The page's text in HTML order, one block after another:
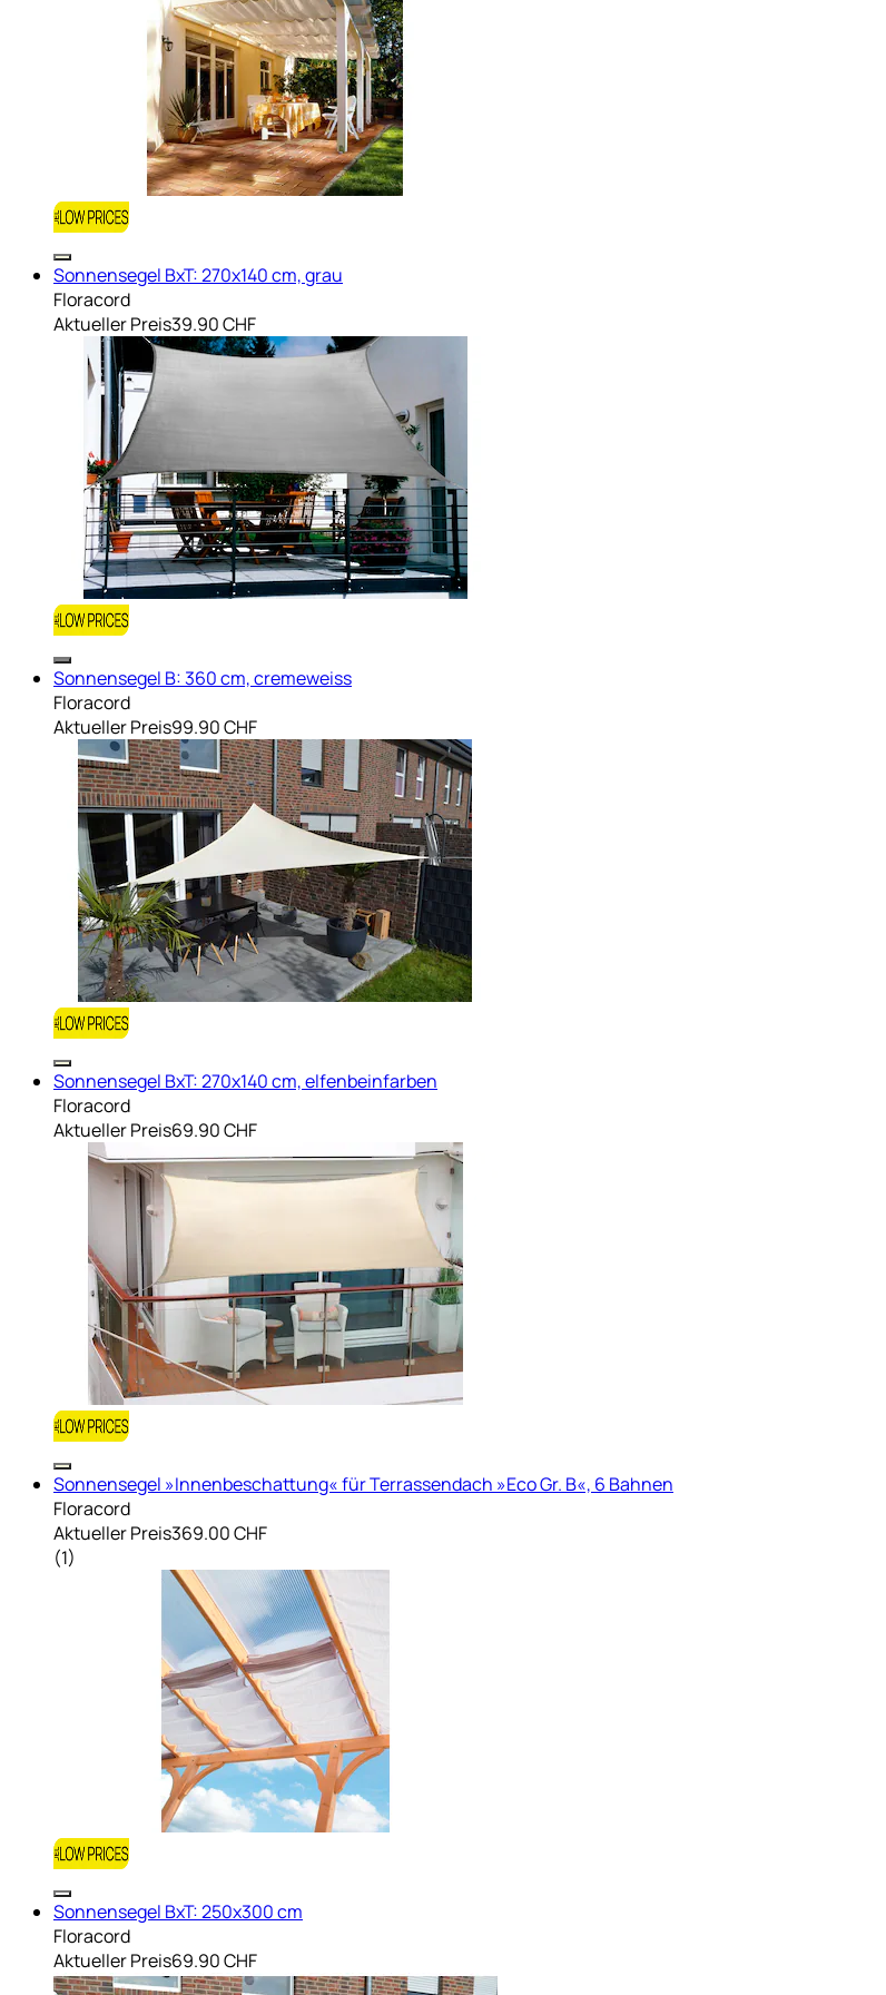
Sonnensegel BxT: 270x140 cm, grau
Floracord
Aktueller Preis39.90 CHF
Sonnensegel B: 360 cm, cremeweiss
Floracord
Aktueller Preis99.90 CHF
Sonnensegel BxT: 270x140 cm, elfenbeinfarben
Floracord
Aktueller Preis69.90 CHF
Sonnensegel »Innenbeschattung« für Terrassendach »Eco Gr. B«, 6 Bahnen
Floracord
Aktueller Preis369.00 CHF
(1)
Sonnensegel BxT: 250x300 cm
Floracord
Aktueller Preis69.90 CHF